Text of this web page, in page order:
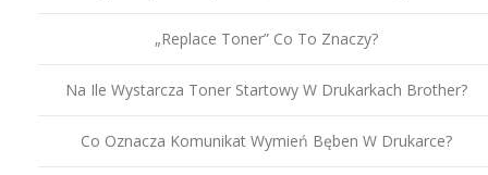
„Replace Toner” Co To Znaczy?
Na Ile Wystarcza Toner Startowy W Drukarkach Brother?
Co Oznacza Komunikat Wymień Bęben W Drukarce?